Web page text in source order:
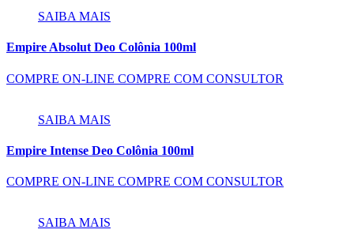
SAIBA MAIS
Empire Absolut Deo Colônia 100ml
COMPRE ON-LINE COMPRE COM CONSULTOR
SAIBA MAIS
Empire Intense Deo Colônia 100ml
COMPRE ON-LINE COMPRE COM CONSULTOR
SAIBA MAIS